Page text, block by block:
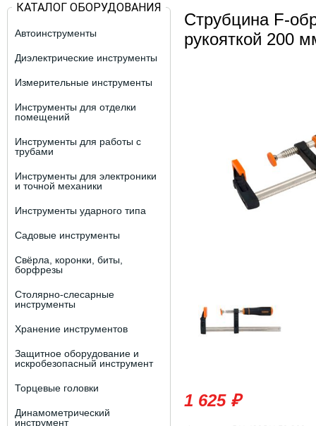
КАТАЛОГ ОБОРУДОВАНИЯ
Автоинструменты
Диэлектрические инструменты
Измерительные инструменты
Инструменты для отделки
помещений
Инструменты для работы с
трубами
Инструменты для электроники
и точной механики
Инструменты ударного типа
Садовые инструменты
Свёрла, коронки, биты,
борфрезы
Столярно-слесарные
инструменты
Хранение инструментов
Защитное оборудование и
искробезопасный инструмент
Торцевые головки
Динамометрический
инструмент
Струбцина F-
рукояткой 200
1 625 ₽